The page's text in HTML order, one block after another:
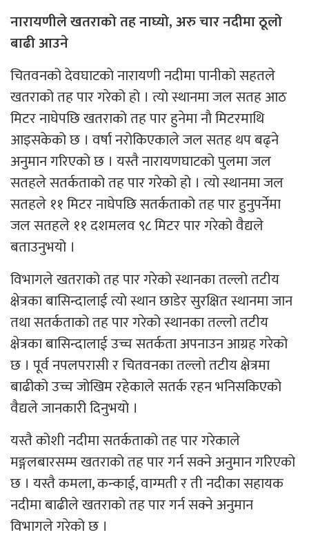
नारायणीले खतराको तह नाघ्यो, अरु चार नदीमा ठूलो
बाढी आउने
चितवनको देवघाटकाे नारायणी नदीमा पानीको सहतले
खतराको तह पार गरेको हो । त्याे स्थानमा जल सतह आठ
मिटर नाघेपछि खतराको तह पार हुनेमा नाै मिटरमाथि
आइसकेको छ । वर्षा नरोकिएकाले जल सतह थप बढ्ने
अनुमान गरिएको छ । यस्तै नारायणघाटको पुलमा जल
सतहले सतर्कताको तह पार गरेको हो । त्याे स्थानमा जल
सतहले ११ मिटर नाघेपछि सतर्कताको तह पार हुनुपर्नेमा
जल सतहले ११ दशमलव ९८ मिटर पार गरेको वैद्यले
बताउनुभयो ।
विभागले खतराको तह पार गरेको स्थानका तल्लो तटीय
क्षेत्रका बासिन्दालाई त्याे स्थान छाडेर सुरक्षित स्थानमा जान
तथा सतर्कताको तह पार गरेको स्थानका तल्लो तटीय
क्षेत्रका बासिन्दालाई उच्च सतर्कता अपनाउन आग्रह गरेको
छ । पूर्व नपलपरासी र चितवनका तल्लो तटीय क्षेत्रमा
बाढीको उच्च जोखिम रहेकाले सतर्क रहन भनिसकिएको
वैद्यले जानकारी दिनुभयो ।
यस्तै कोशी नदीमा सतर्कताको तह पार गरेकाले
मङ्गलबारसम्म खतराको तह पार गर्न सक्ने अनुमान गरिएको
छ । यस्तै कमला, कन्काई, वाग्मती र ती नदीका सहायक
नदीमा बाढीले खतराको तह पार गर्न सक्ने अनुमान
विभागले गरेको छ ।